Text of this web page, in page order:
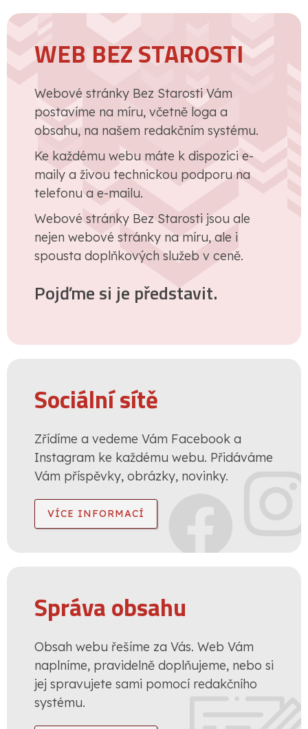
WEB BEZ STAROSTI
Webové stránky Bez Starosti Vám
postavíme na míru, včetně loga a
obsahu, na našem redakčním systému.
Ke každému webu máte k dispozici e-
maily a živou technickou podporu na
telefonu a e-mailu.
Webové stránky Bez Starosti jsou ale
nejen webové stránky na míru, ale i
spousta doplňkových služeb v ceně.
Pojďme si je představit.
Sociální sítě
Zřídíme a vedeme Vám Facebook a
Instagram ke každému webu. Přidáváme
Vám příspěvky, obrázky, novinky.
VÍCE INFORMACÍ
Správa obsahu
Obsah webu řešíme za Vás. Web Vám
naplníme, pravidelně doplňujeme, nebo si
jej spravujete sami pomocí redakčního
systému.